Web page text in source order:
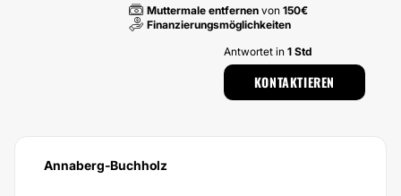
Muttermale entfernen von 150€
Finanzierungsmöglichkeiten
Antwortet in 1 Std
KONTAKTIEREN
Annaberg-Buchholz